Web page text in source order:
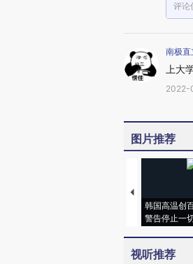
评论
南极直
上大
2022-
图片推荐
韩国高温创
警告停止一
视听推荐